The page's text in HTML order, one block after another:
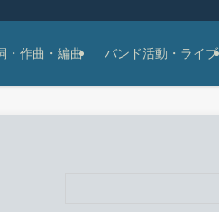
・作曲・編曲 バンド活動・ライブ